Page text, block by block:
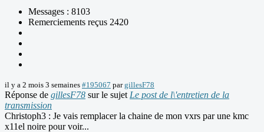
Messages : 8103
Remerciements reçus 2420
il y a 2 mois 3 semaines #195067 pargillesF78
Réponse de gillesF78 sur le sujet Le post de l\'entretien de la
transmission
Christoph3 : Je vais remplacer la chaine de mon vxrs par une kmc
x11el noire pour voir...